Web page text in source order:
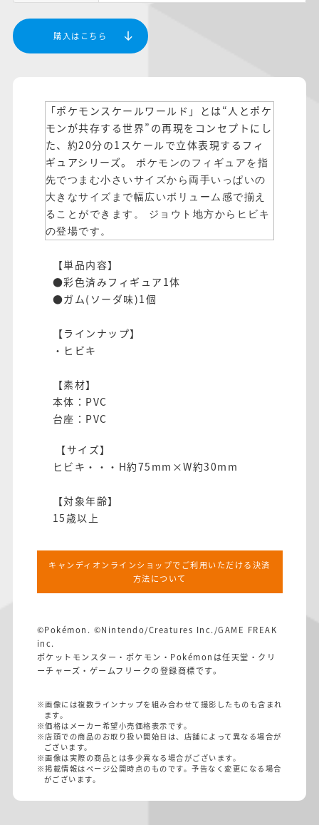
購入はこちら
「ポケモンスケールワールド」とは“人とポケ
モンが共存する世界”の再現をコンセプトにし
た、約20分の1スケールで立体表現するフィ
ギュアシリーズ。
ポケモンのフィギュアを指
先でつまむ小さいサイズから両手いっぱいの
大きなサイズまで幅広いボリューム感で揃え
ることができます。 ジョウト地方からヒビキ
の登場です。
【単品内容】
●彩色済みフィギュア1体
●ガム(ソーダ味)1個
【ラインナップ】
・ヒビキ
【素材】
本体：PVC
台座：PVC
【サイズ】
ヒビキ・・・H約75mm×W約30mm
【対象年齢】
15歳以上
キャンディオンラインショップでご利用いただける決済
方法について
©Pokémon. ©Nintendo/Creatures Inc./GAME FREAK
inc.
ポケットモンスター・ポケモン・Pokémonは任天堂・クリ
ーチャーズ・ゲームフリークの登録商標です。
※画像には複数ラインナップを組み合わせて撮影したものも含まれ
ます。
※価格はメーカー希望小売価格表示です。
※店頭での商品のお取り扱い開始日は、店舗によって異なる場合が
ございます。
※画像は実際の商品とは多少異なる場合がございます。
※掲載情報はページ公開時点のものです。予告なく変更になる場合
がございます。